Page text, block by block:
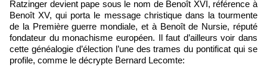
Ratzinger devient pape sous le nom de Benoît XVI, référence à
Benoît XV, qui porta le message christique dans la tourmente
de la Première guerre mondiale, et à Benoît de Nursie, réputé
fondateur du monachisme européen. Il faut d’ailleurs voir dans
cette généalogie d’élection l’une des trames du pontificat qui se
profile, comme le décrypte Bernard Lecomte: